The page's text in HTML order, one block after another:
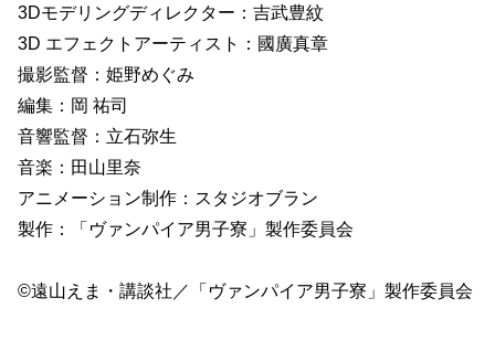
3Dモデリングディレクター：吉武豊紋
3D エフェクトアーティスト：國廣真章
撮影監督：姫野めぐみ
編集：岡 祐司
音響監督：立石弥生
音楽：田山里奈
アニメーション制作：スタジオブラン
製作：「ヴァンパイア男子寮」製作委員会
©遠山えま・講談社／「ヴァンパイア男子寮」製作委員会